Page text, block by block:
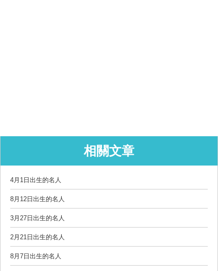
相關文章
4月1日出生的名人
8月12日出生的名人
3月27日出生的名人
2月21日出生的名人
8月7日出生的名人